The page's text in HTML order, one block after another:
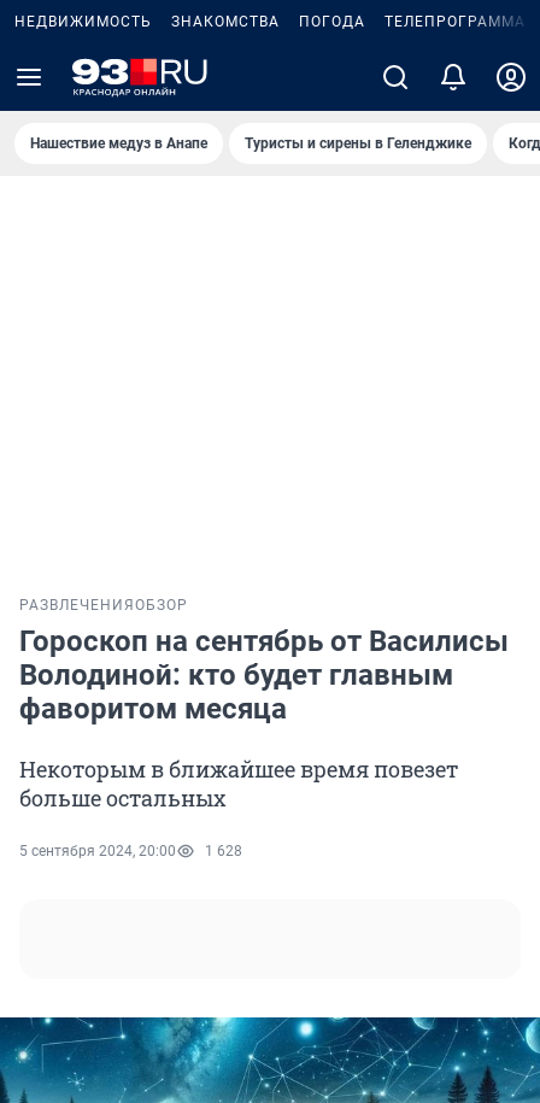
НЕДВИЖИМОСТЬ ЗНАКОМСТВА ПОГОДА ТЕЛЕПРОГРАММА
Нашествие медуз в Анапе Туристы и сирены в Геленджике
РАЗВЛЕЧЕНИЯ ОБЗОР
Гороскоп на сентябрь от Василисы
Володиной: кто будет главным
фаворитом месяца
Некоторым в ближайшее время повезет
больше остальных
5 сентября 2024, 20:00 1 628